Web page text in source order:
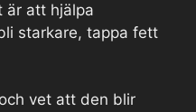
är att hjälpa
starkare, tappa fett
vet att den blir